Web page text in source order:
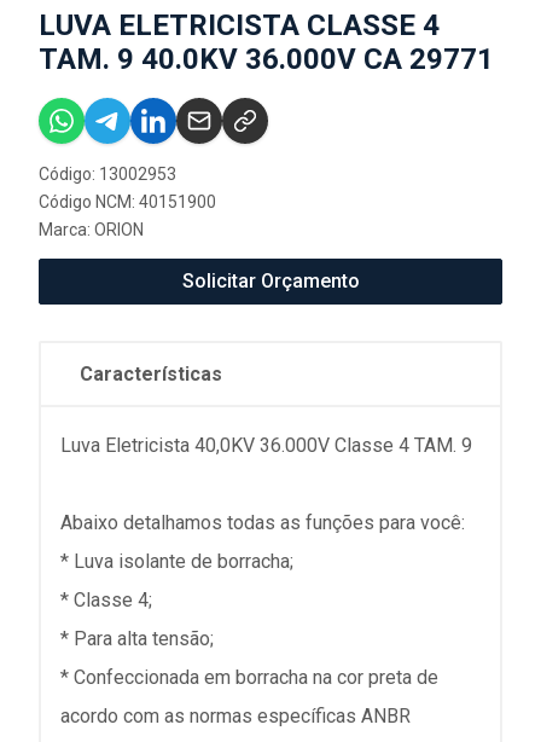
LUVA ELETRICISTA CLASSE 4
TAM. 9 40.0KV 36.000V CA 29771
Código: 13002953
Código NCM: 40151900
Marca: ORION
Solicitar Orçamento
Características
Luva Eletricista 40,0KV 36.000V Classe 4 TAM. 9
Abaixo detalhamos todas as funções para você:
* Luva isolante de borracha;
* Classe 4;
* Para alta tensão;
* Confeccionada em borracha na cor preta de
acordo com as normas específicas ANBR